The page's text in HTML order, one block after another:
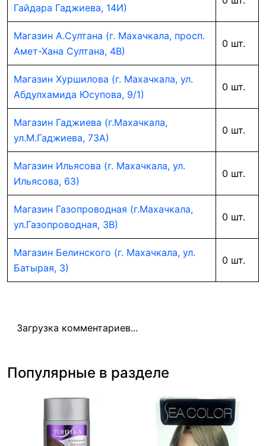
Гайдара Гаджиева, 14И)
Магазин А.Султана (г. Махачкала, просп.
Амет-Хана Султана, 4В)
0 шт.
Магазин Хуршилова (г. Махачкала, ул.
Абдулхамида Юсупова, 9/1)
0 шт.
Магазин Гаджиева (г.Махачкала,
ул.М.Гаджиева, 73А)
0 шт.
Магазин Ильясова (г. Махачкала, ул.
Ильясова, 63)
0 шт.
Магазин Газопроводная (г.Махачкала,
ул.Газопроводная, 3В)
0 шт.
Магазин Белинского (г. Махачкала, ул.
Батырая, 3)
0 шт.
Загрузка комментариев...
Популярные в разделе